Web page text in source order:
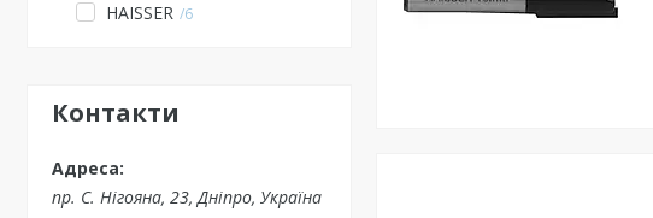
HAISSER 6
Контакти
пр. С. Нігояна, 23, Дніпро, Україна